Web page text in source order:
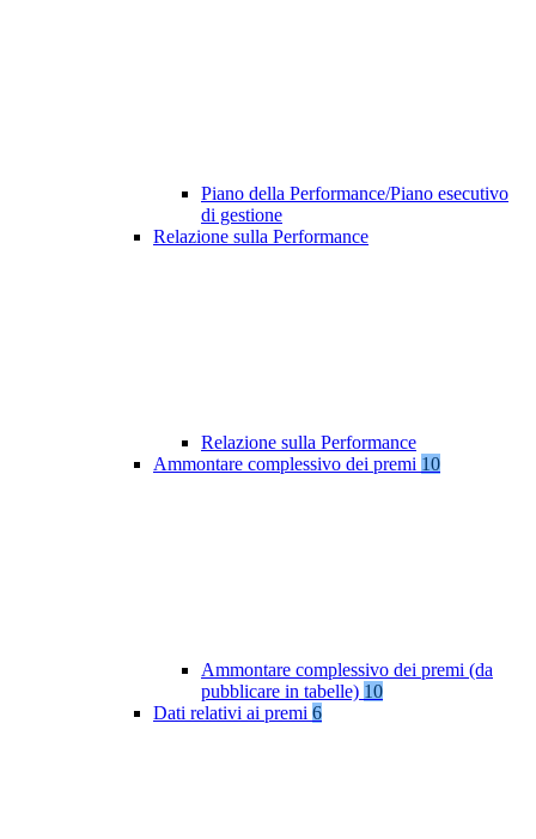
Piano della Performance/Piano esecutivo
di gestione
Relazione sulla Performance
Relazione sulla Performance
Ammontare complessivo dei premi 10
Ammontare complessivo dei premi (da
pubblicare in tabelle) 10
Dati relativi ai premi 6